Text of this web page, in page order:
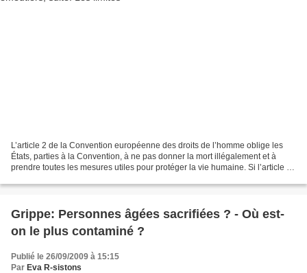
L’article 2 de la Convention européenne des droits de l’homme oblige les
États, parties à la Convention, à ne pas donner la mort illégalement et à
prendre toutes les mesures utiles pour protéger la vie humaine. Si l’article 2
Grippe: Personnes âgées sacrifiées ? - Où est-
on le plus contaminé ?
Publié le 26/09/2009 à 15:15
Par Eva R-sistons